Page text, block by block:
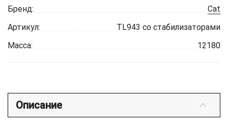
Бренд:
Cat
Артикул:
TL943 со стабилизаторами
Масса:
12180
Описание